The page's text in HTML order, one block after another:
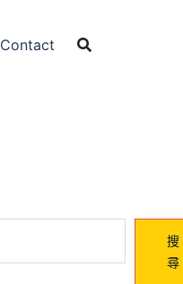
Contact
搜
尋